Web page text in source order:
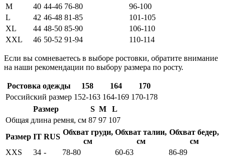
M
40 44-46 76-80
96-100
L
42 46-48 81-85
101-105
XL
44 48-50 85-90
106-110
XXL
46 50-52 91-94 110-114
Если вы сомневаетесь в выборе ростовки, обратите внимание
на наши рекомендации по выбору размера по росту.
Ростовка одежды 158 164
170
Российский размер 152-163 164-169 170-178
Размер
S M
L
Общая длина ремня, см 87 97 107
Размер IT RUS
Обхват груди,
см
Обхват талии,
см
Обхват бедер,
см
XXS
34 - 78-80 60-63
86-89